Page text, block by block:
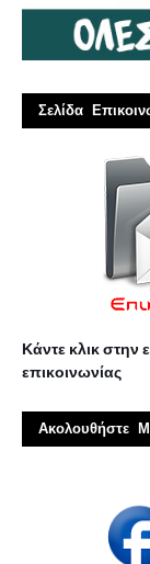
Σελίδα
Κάντε κλικ στην
επικοινωνίας
Ακολουθήστε